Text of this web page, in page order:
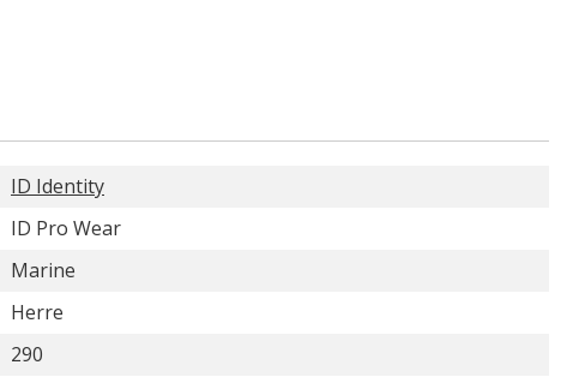
ID Identity
ID Pro Wear
Marine
Herre
290